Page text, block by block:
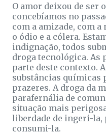
O amor deixou de ser
concebíamos no
com a amizade, com
o ódio e a cólera.
indignação, todos
droga tecnológica. As
parte deste contexto.
substâncias químicas
prazeres. A droga da
parafernália de
situação mais
liberdade de ingeri-la,
consumi-la.